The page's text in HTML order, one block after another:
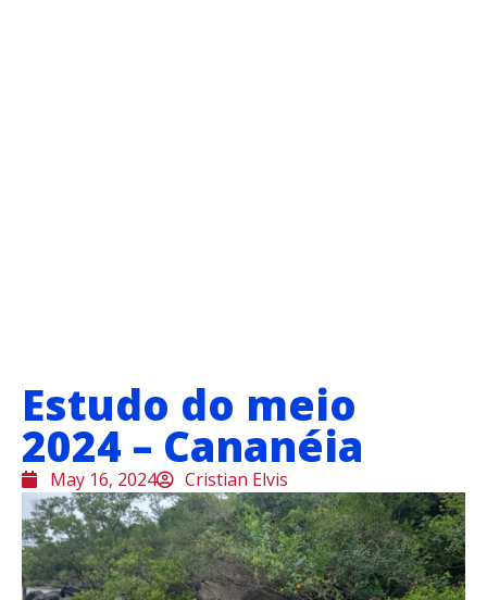
Estudo do meio
2024 – Cananéia
May 16, 2024 Cristian Elvis